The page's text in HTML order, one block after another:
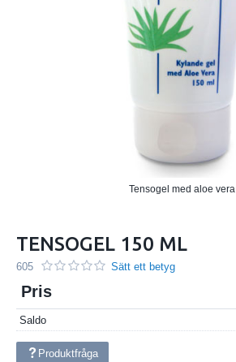
Tensogel med aloe vera
TENSOGEL 150 ML
605 Sätt ett betyg
Pris
Saldo
Produktfråga